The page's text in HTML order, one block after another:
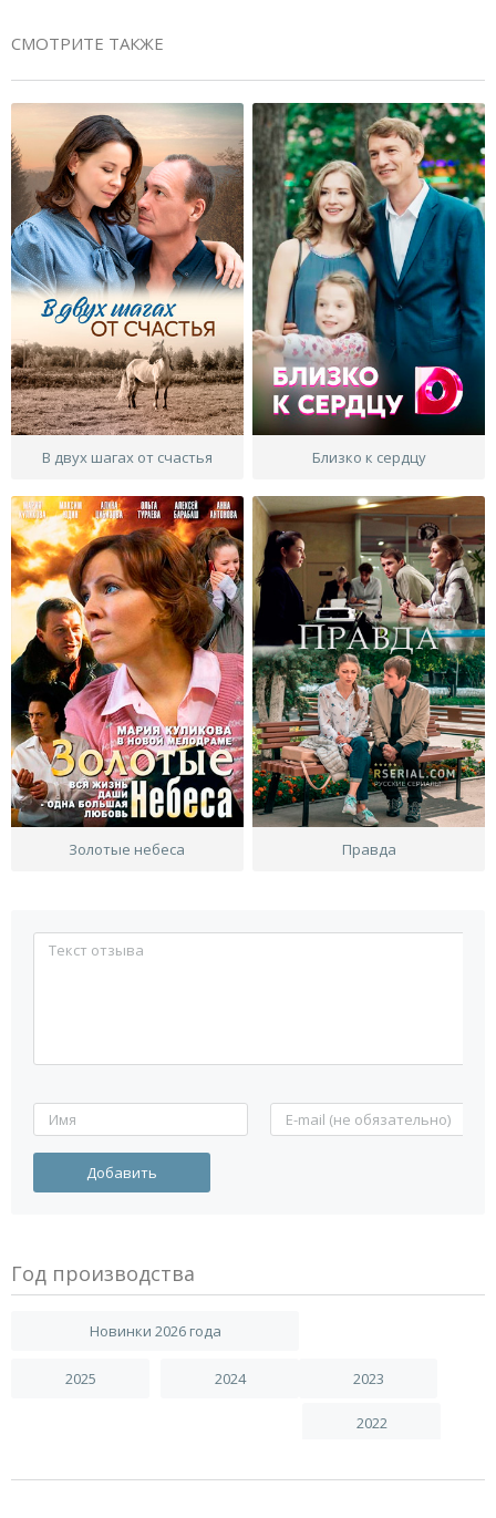
СМОТРИТЕ ТАКЖЕ
В двух шагах от счастья Близко к сердцу
Золотые небеса Правда
Год производства
Новинки 2026 года
2025 2024 2023
2022